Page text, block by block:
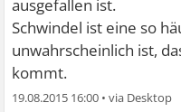
ausgefallen ist.
Schwindel ist eine so
unwahrscheinlich ist,
kommt.
19.08.2015 16:00 •